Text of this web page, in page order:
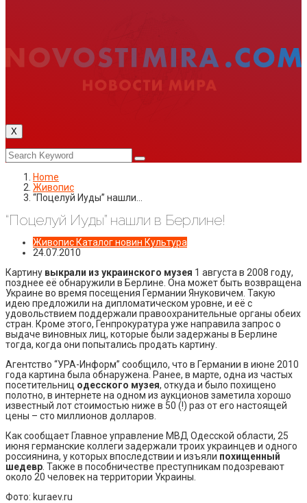
X
Home
Живопис
“Поцелуй Иуды” нашли…
“Поцелуй Иуды” нашли в Берлине!
ЖивописКаталог новин Культура
24.07.2010
Картину выкрали из украинского музея 1 августа в 2008 году,
позднее её обнаружили в Берлине. Она может быть возвращена
Украине во время посещения Германии Януковичем. Такую
идею предложили на дипломатическом уровне, и её с
удовольствием поддержали правоохранительные органы обеих
стран. Кроме этого, Генпрокуратура уже направила запрос о
выдаче виновных лиц, которые были задержаны в Берлине
тогда, когда они попытались продать картину.
Агентство “УРА-Информ” сообщило, что в Германии в июне 2010
года картина была обнаружена. Ранее, в марте, одна из частых
посетительниц одесского музея, откуда и было похищено
полотно, в интернете на одном из аукционов заметила хорошо
известный лот стоимостью ниже в 50 (!) раз от его настоящей
цены – сто миллионов долларов.
Как сообщает Главное управление МВД Одесской области, 25
июня германские коллеги задержали троих украинцев и одного
россиянина, у которых впоследствии и изъяли похищенный
шедевр . Также в пособничестве преступникам подозревают
около 20 человек на территории Украины.
Фото: kuraev.ru